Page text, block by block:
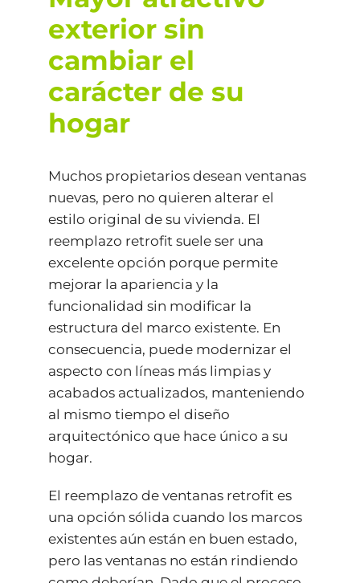
exterior sin
cambiar el
carácter de su
hogar
Muchos propietarios desean ventanas
nuevas, pero no quieren alterar el
estilo original de su vivienda. El
reemplazo retrofit suele ser una
excelente opción porque permite
mejorar la apariencia y la
funcionalidad sin modificar la
estructura del marco existente. En
consecuencia, puede modernizar el
aspecto con líneas más limpias y
acabados actualizados, manteniendo
al mismo tiempo el diseño
arquitectónico que hace único a su
hogar.
El reemplazo de ventanas retrofit es
una opción sólida cuando los marcos
existentes aún están en buen estado,
pero las ventanas no están rindiendo